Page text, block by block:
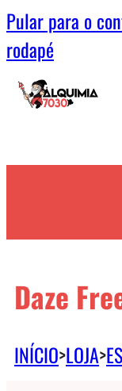
Pular para o
rodapé
Daze
INÍCIO>LOJA>